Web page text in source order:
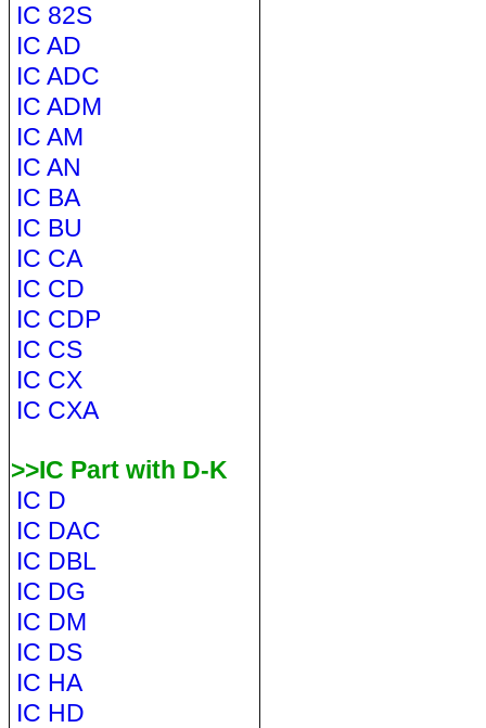
IC 82S
IC AD
IC ADC
IC ADM
IC AM
IC AN
IC BA
IC BU
IC CA
IC CD
IC CDP
IC CS
IC CX
IC CXA
>>IC Part with D-K
IC D
IC DAC
IC DBL
IC DG
IC DM
IC DS
IC HA
IC HD